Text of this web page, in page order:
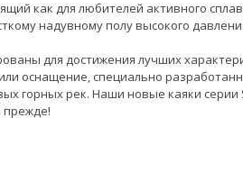
как для любителей активного
надувному полу высокого
для достижения лучших
оснащение, специально
горных рек. Наши новые каяки
прежде!